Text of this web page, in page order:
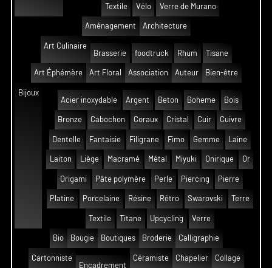
Textile Vélo Verre de Murano
Aménagement Architecture
Art Culinaire
Brasserie
foodtruck Rhum Tisane
Art Éphémère Art Floral Association Auteur Bien-être
Bijoux
Acier inoxydable
Argent Beton Boheme Bois
Bronze Cabochon Coraux Cristal Cuir Cuivre
Dentelle Fantaisie Filigrane Fimo Gemme Laine
Laiton Liège Macramé Métal Miyuki Onirique Or
Origami Pâte polymère Perle Piercing Pierre
Platine Porcelaine Résine Rétro Swarovski Terre
Textile Titane Upcycling Verre
Bio Bougie Boutiques Broderie Calligraphie
Cartonniste
Encadrement
Céramiste Chapelier Collage